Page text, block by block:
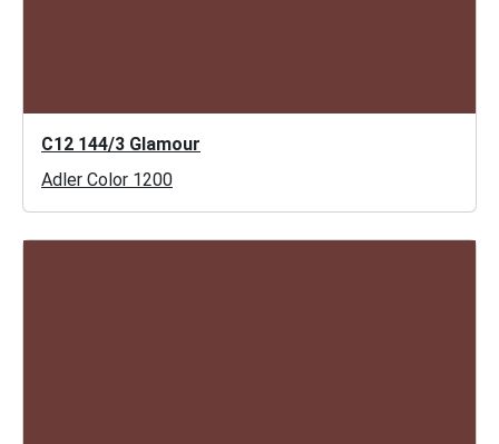
C12 144/3 Glamour
Adler Color 1200